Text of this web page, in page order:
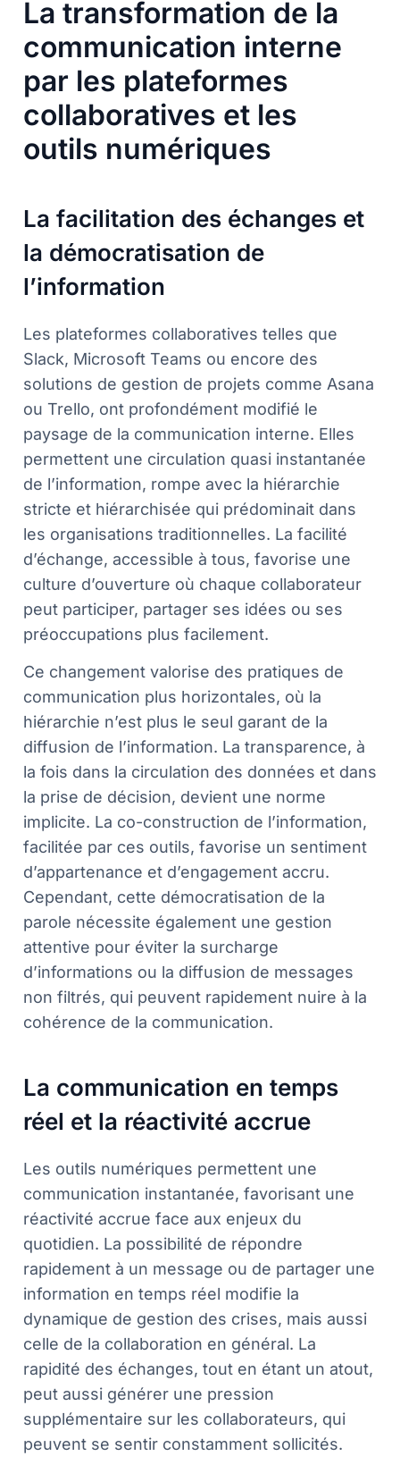
La transformation de la
communication interne
par les plateformes
collaboratives et les
outils numériques
La facilitation des échanges et
la démocratisation de
l’information
Les plateformes collaboratives telles que
Slack, Microsoft Teams ou encore des
solutions de gestion de projets comme Asana
ou Trello, ont profondément modifié le
paysage de la communication interne. Elles
permettent une circulation quasi instantanée
de l’information, rompe avec la hiérarchie
stricte et hiérarchisée qui prédominait dans
les organisations traditionnelles. La facilité
d’échange, accessible à tous, favorise une
culture d’ouverture où chaque collaborateur
peut participer, partager ses idées ou ses
préoccupations plus facilement.
Ce changement valorise des pratiques de
communication plus horizontales, où la
hiérarchie n’est plus le seul garant de la
diffusion de l’information. La transparence, à
la fois dans la circulation des données et dans
la prise de décision, devient une norme
implicite. La co-construction de l’information,
facilitée par ces outils, favorise un sentiment
d’appartenance et d’engagement accru.
Cependant, cette démocratisation de la
parole nécessite également une gestion
attentive pour éviter la surcharge
d’informations ou la diffusion de messages
non filtrés, qui peuvent rapidement nuire à la
cohérence de la communication.
La communication en temps
réel et la réactivité accrue
Les outils numériques permettent une
communication instantanée, favorisant une
réactivité accrue face aux enjeux du
quotidien. La possibilité de répondre
rapidement à un message ou de partager une
information en temps réel modifie la
dynamique de gestion des crises, mais aussi
celle de la collaboration en général. La
rapidité des échanges, tout en étant un atout,
peut aussi générer une pression
supplémentaire sur les collaborateurs, qui
peuvent se sentir constamment sollicités.